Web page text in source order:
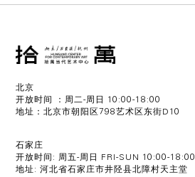
北京
开放时间 ：周二-周日 10:00-18:00
地址：北京市朝阳区798艺术区东街D10
石家庄
开放时间: 周五-周日 FRI-SUN 10:00-18:00
地址: 河北省石家庄市井陉县北障村天主堂